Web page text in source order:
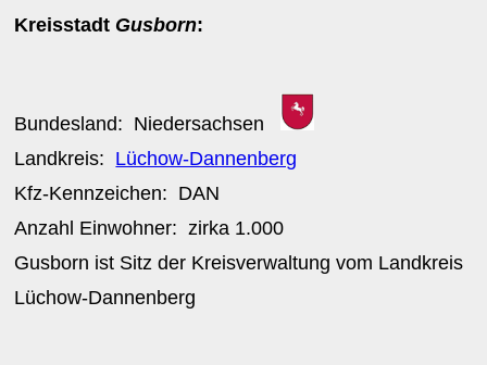
Kreisstadt Gusborn:
Bundesland: Niedersachsen
Landkreis: Lüchow-Dannenberg
Kfz-Kennzeichen: DAN
Anzahl Einwohner: zirka 1.000
Gusborn ist Sitz der Kreisverwaltung vom Landkreis
Lüchow-Dannenberg